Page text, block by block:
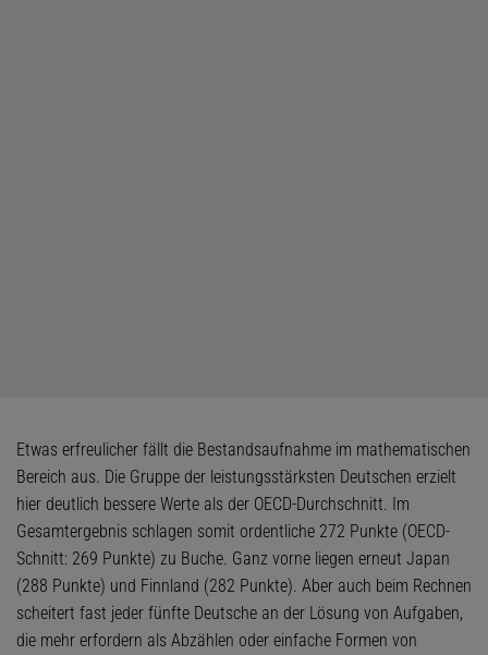
Etwas erfreulicher fällt die Bestandsaufnahme im mathematischen
Bereich aus. Die Gruppe der leistungsstärksten Deutschen erzielt
hier deutlich bessere Werte als der OECD-Durchschnitt. Im
Gesamtergebnis schlagen somit ordentliche 272 Punkte (OECD-
Schnitt: 269 Punkte) zu Buche. Ganz vorne liegen erneut Japan
(288 Punkte) und Finnland (282 Punkte). Aber auch beim Rechnen
scheitert fast jeder fünfte Deutsche an der Lösung von Aufgaben,
die mehr erfordern als Abzählen oder einfache Formen von